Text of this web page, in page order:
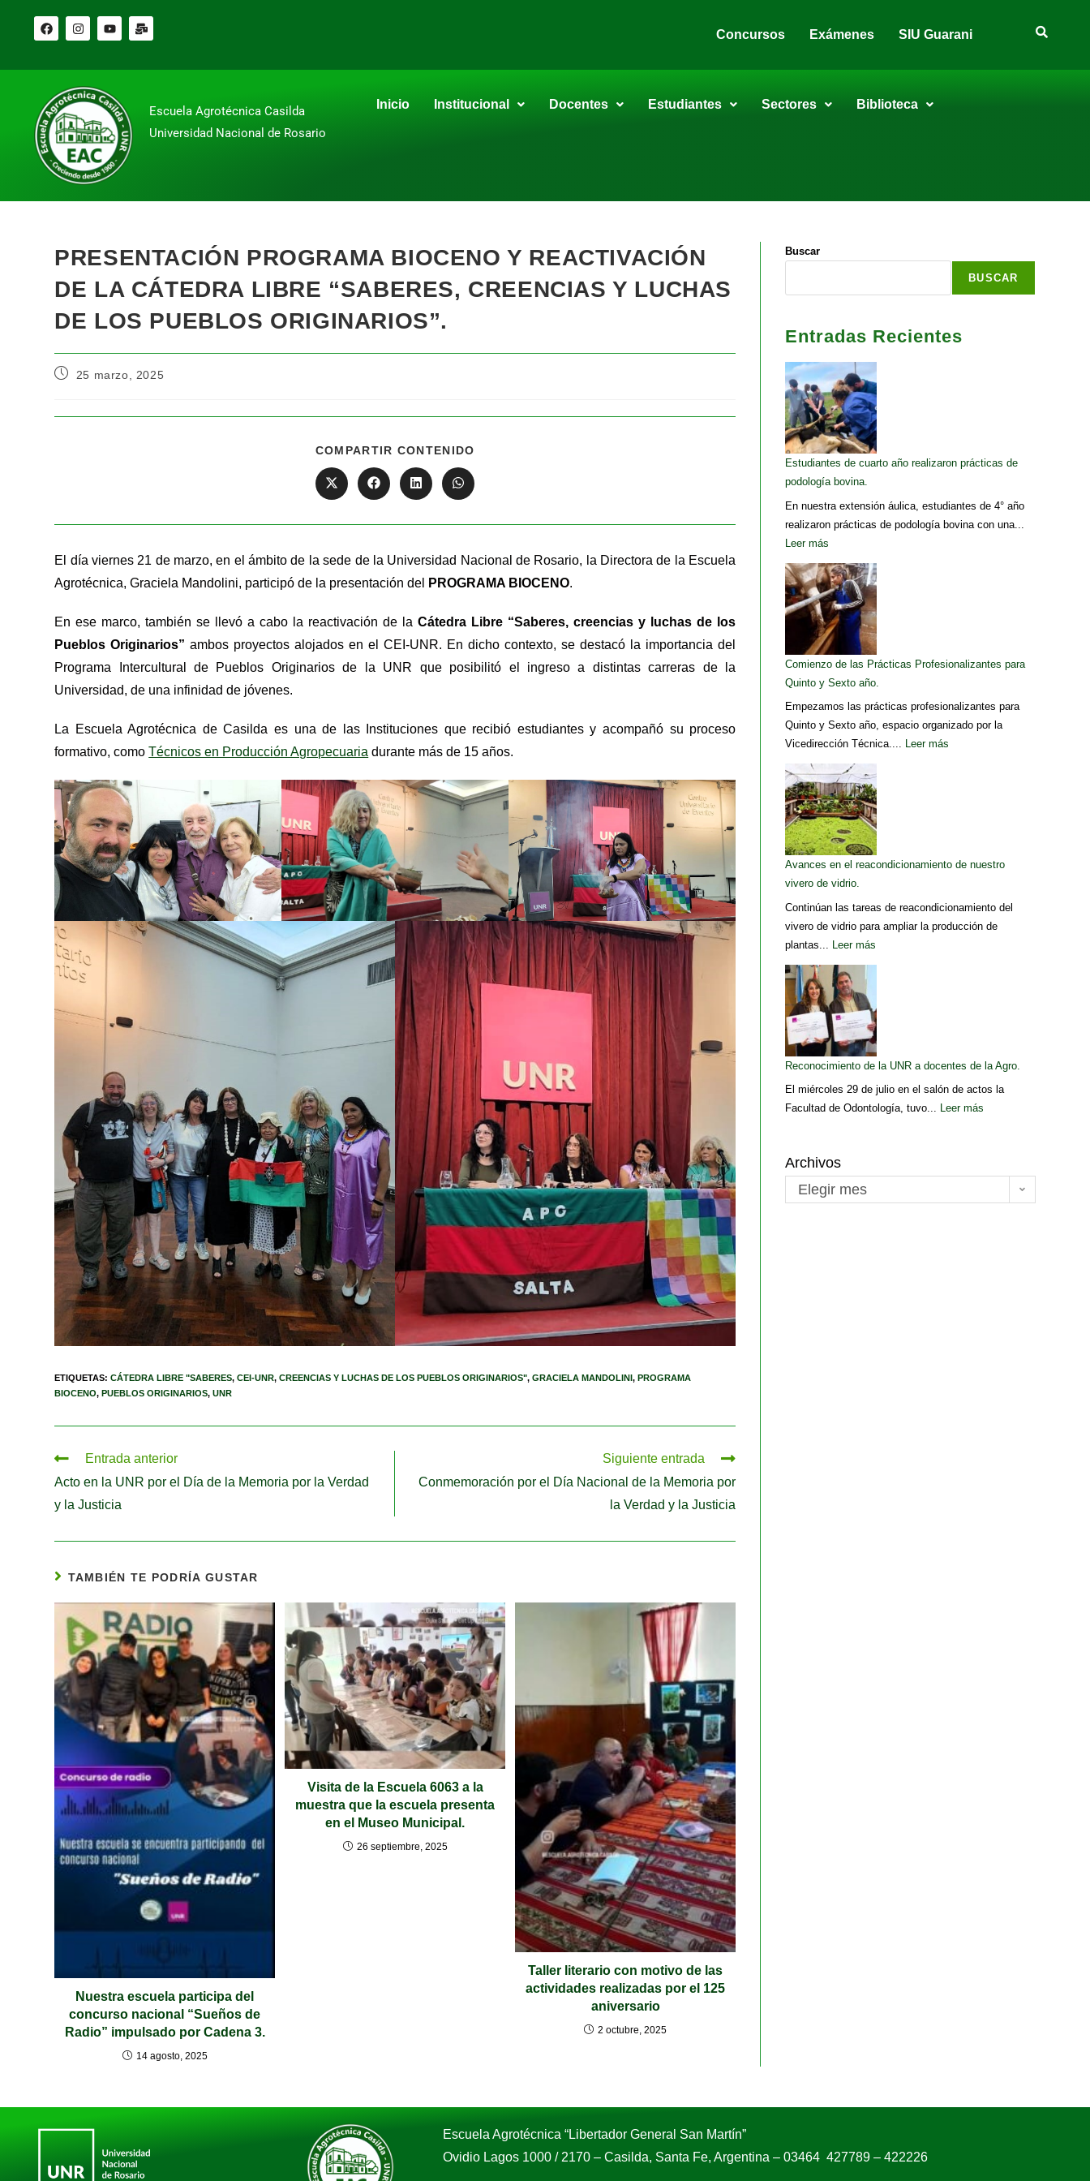
Concursos Exámenes SIU Guarani
Escuela Agrotécnica Casilda
Universidad Nacional de Rosario
Inicio Institucional Docentes Estudiantes Sectores Biblioteca
PRESENTACIÓN PROGRAMA BIOCENO Y REACTIVACIÓN
DE LA CÁTEDRA LIBRE “SABERES, CREENCIAS Y LUCHAS
DE LOS PUEBLOS ORIGINARIOS”.
25 marzo, 2025
COMPARTIR CONTENIDO
El día viernes 21 de marzo, en el ámbito de la sede de la Universidad Nacional de Rosario, la Directora de la Escuela
Agrotécnica, Graciela Mandolini, participó de la presentación del
PROGRAMA BIOCENO.
En ese marco, también se llevó a cabo la reactivación de laCátedra Libre “Saberes, creencias y luchas de los
Pueblos Originarios” ambos proyectos alojados en el CEI-UNR. En dicho contexto, se destacó la importancia del
Programa Intercultural de Pueblos Originarios de la UNR que posibilitó el ingreso a distintas carreras de la
Universidad, de una infinidad de jóvenes.
La Escuela Agrotécnica de Casilda es una de las Instituciones que recibió estudiantes y acompañó su proceso
formativo, comoTécnicos en Producción Agropecuaria durante más de 15 años.
ETIQUETAS:CÁTEDRA LIBRE "SABERES, CEI-UNR, CREENCIAS Y LUCHAS DE LOS PUEBLOS ORIGINARIOS", GRACIELA MANDOLINI, PROGRAMA
BIOCENO, PUEBLOS ORIGINARIOS, UNR
Entrada anterior
Acto en la UNR por el Día de la Memoria por la Verdad
y la Justicia
Siguiente entrada
Conmemoración por el Día Nacional de la Memoria por
la Verdad y la Justicia
TAMBIÉN TE PODRÍA GUSTAR
Nuestra escuela participa del
concurso nacional “Sueños de
Radio” impulsado por Cadena 3.
14 agosto, 2025
Visita de la Escuela 6063 a la
muestra que la escuela presenta
en el Museo Municipal.
26 septiembre, 2025
Taller literario con motivo de las
actividades realizadas por el 125
aniversario
2 octubre, 2025
Buscar
BUSCAR
Entradas Recientes
Estudiantes de cuarto año realizaron prácticas de
podología bovina.
En nuestra extensión áulica, estudiantes de 4° año
realizaron prácticas de podología bovina con una...
Leer más
Comienzo de las Prácticas Profesionalizantes para
Quinto y Sexto año.
Empezamos las prácticas profesionalizantes para
Quinto y Sexto año, espacio organizado por la
Vicedirección Técnica.... Leer más
Avances en el reacondicionamiento de nuestro
vivero de vidrio.
Continúan las tareas de reacondicionamiento del
vivero de vidrio para ampliar la producción de
plantas...
Leer más
Reconocimiento de la UNR a docentes de la Agro.
El miércoles 29 de julio en el salón de actos la
Facultad de Odontología, tuvo... Leer más
Archivos
Elegir mes
Escuela Agrotécnica “Libertador General San Martín”
Ovidio Lagos 1000 / 2170 – Casilda, Santa Fe, Argentina – 03464 427789 – 422226